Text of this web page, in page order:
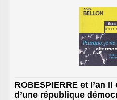
ROBESPIERRE et l’an
d’une république